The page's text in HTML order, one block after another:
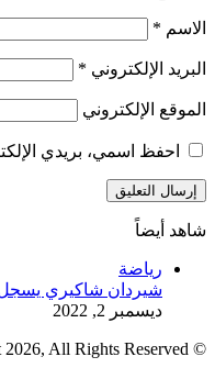
الاسم *
البريد الإلكتروني *
الموقع الإلكتروني
احفظ اسمي، بريدي
شاهد أيضاً
رياضة
شيردان شاكيري
ديسمبر 2, 2022
© Copyright 2026, All Rights Reserved |